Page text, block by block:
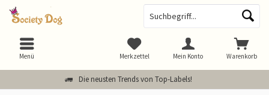
Die neusten Trends von Top-Labels!
Warenkorb
Merkzettel Mein Konto
Menü